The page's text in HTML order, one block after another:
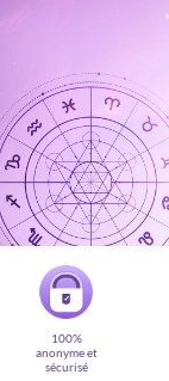
chat ou mail
!
100%
anonyme et
sécurisé